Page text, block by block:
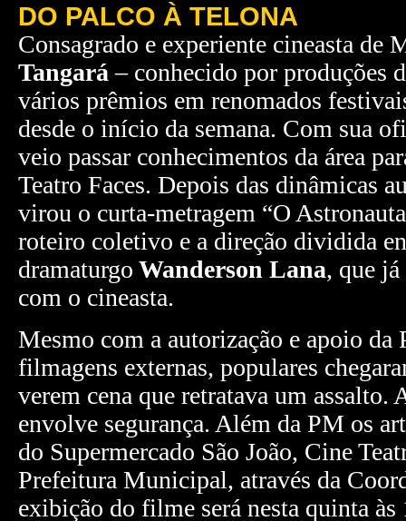
DO PALCO À TELONA
Consagrado e experiente cineasta de
Tangará – conhecido por produções
vários prêmios em renomados
desde o início da semana. Com sua
veio passar conhecimentos da área
Teatro Faces. Depois das dinâmicas
virou o curta-metragem “O
roteiro coletivo e a direção dividida
dramaturgo Wanderson Lana, que
com o cineasta.
Mesmo com a autorização e apoio
filmagens externas, populares
verem cena que retratava um
envolve segurança. Além da PM os
do Supermercado São João, Cine
Prefeitura Municipal, através da
exibição do filme será nesta quinta